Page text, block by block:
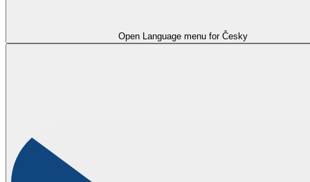
Open Language menu for Česky